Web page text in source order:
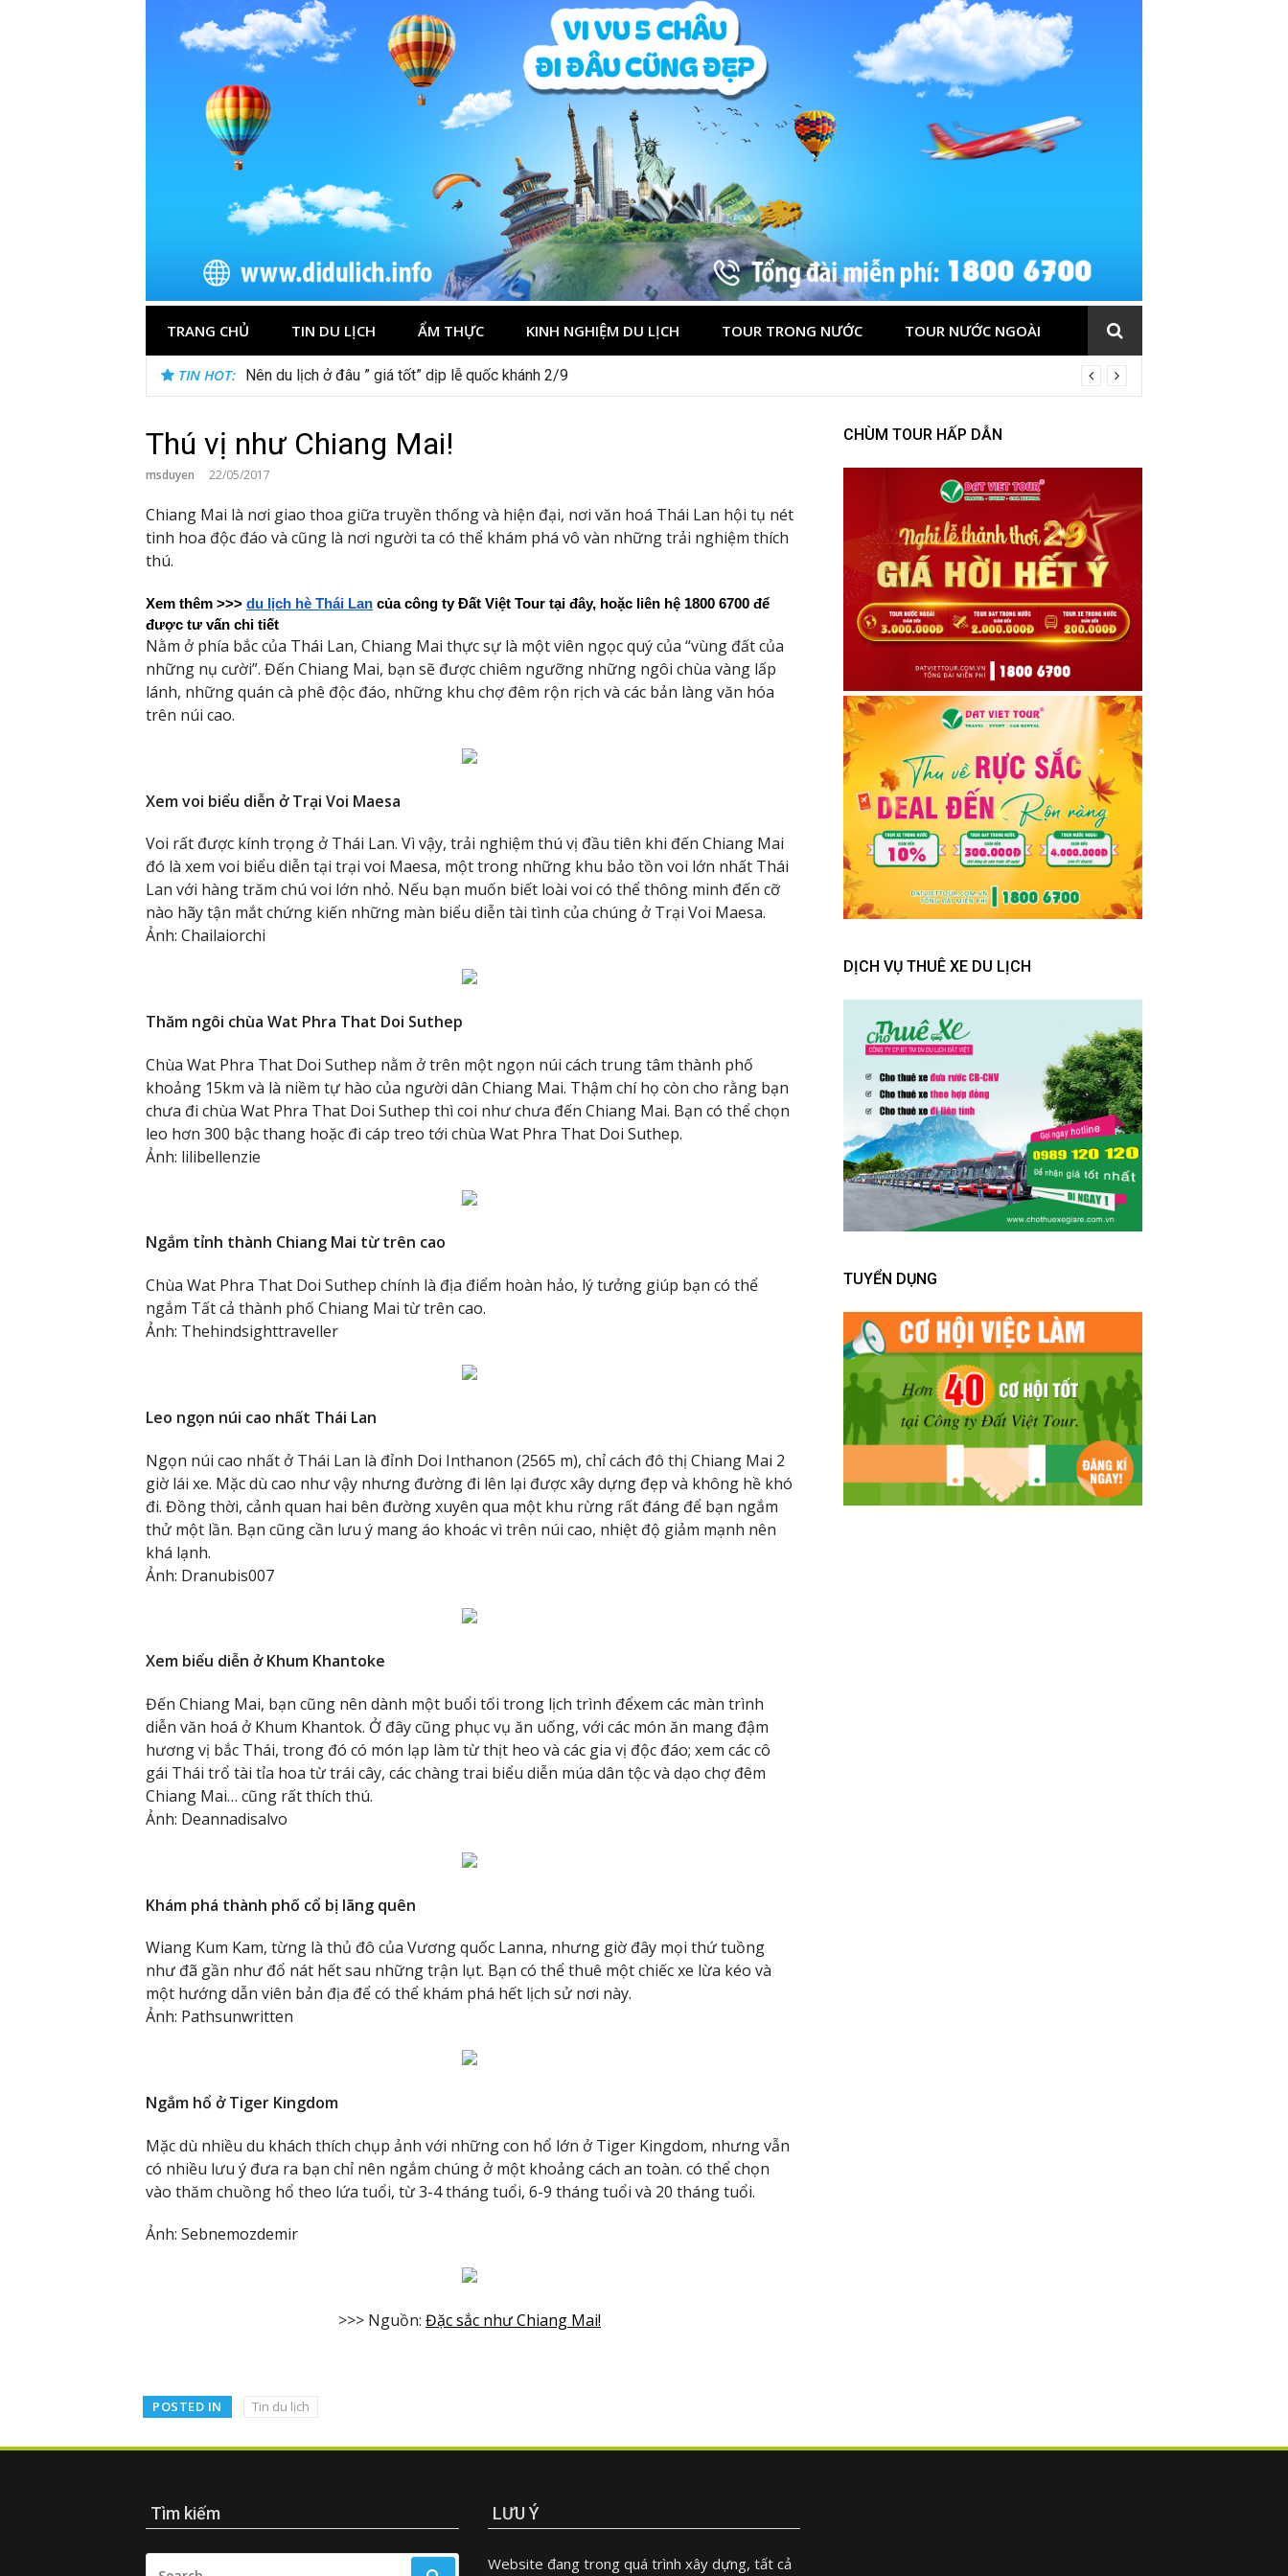
TRANG CHỦ TIN DU LỊCH ẨM THỰC KINH NGHIỆM DU LỊCH TOUR TRONG NƯỚC TOUR NƯỚC NGOÀI
TIN HOT: Nên du lịch ở đâu ” giá tốt” dịp lễ quốc khánh 2/9
Thú vị như Chiang Mai!
msduyen 22/05/2017
Chiang Mai là nơi giao thoa giữa truyền thống và hiện đại, nơi văn hoá Thái Lan hội tụ nét
tinh hoa độc đáo và cũng là nơi người ta có thể khám phá vô vàn những trải nghiệm thích
thú.
Xem thêm >>> du lịch hè Thái Lan của công ty Đất Việt Tour tại đây, hoặc liên hệ 1800 6700 để
được tư vấn chi tiết
Nằm ở phía bắc của Thái Lan, Chiang Mai thực sự là một viên ngọc quý của “vùng đất của
những nụ cười”. Đến Chiang Mai, bạn sẽ được chiêm ngưỡng những ngôi chùa vàng lấp
lánh, những quán cà phê độc đáo, những khu chợ đêm rộn rịch và các bản làng văn hóa
trên núi cao.
Xem voi biểu diễn ở Trại Voi Maesa
Voi rất được kính trọng ở Thái Lan. Vì vậy, trải nghiệm thú vị đầu tiên khi đến Chiang Mai
đó là xem voi biểu diễn tại trại voi Maesa, một trong những khu bảo tồn voi lớn nhất Thái
Lan với hàng trăm chú voi lớn nhỏ. Nếu bạn muốn biết loài voi có thể thông minh đến cỡ
nào hãy tận mắt chứng kiến những màn biểu diễn tài tình của chúng ở Trại Voi Maesa.
Ảnh: Chailaiorchi
Thăm ngôi chùa Wat Phra That Doi Suthep
Chùa Wat Phra That Doi Suthep nằm ở trên một ngọn núi cách trung tâm thành phố
khoảng 15km và là niềm tự hào của người dân Chiang Mai. Thậm chí họ còn cho rằng bạn
chưa đi chùa Wat Phra That Doi Suthep thì coi như chưa đến Chiang Mai. Bạn có thể chọn
leo hơn 300 bậc thang hoặc đi cáp treo tới chùa Wat Phra That Doi Suthep.
Ảnh: lilibellenzie
Ngắm tỉnh thành Chiang Mai từ trên cao
Chùa Wat Phra That Doi Suthep chính là địa điểm hoàn hảo, lý tưởng giúp bạn có thể
ngắm Tất cả thành phố Chiang Mai từ trên cao.
Ảnh: Thehindsighttraveller
Leo ngọn núi cao nhất Thái Lan
Ngọn núi cao nhất ở Thái Lan là đỉnh Doi Inthanon (2565 m), chỉ cách đô thị Chiang Mai 2
giờ lái xe. Mặc dù cao như vậy nhưng đường đi lên lại được xây dựng đẹp và không hề khó
đi. Đồng thời, cảnh quan hai bên đường xuyên qua một khu rừng rất đáng để bạn ngắm
thử một lần. Bạn cũng cần lưu ý mang áo khoác vì trên núi cao, nhiệt độ giảm mạnh nên
khá lạnh.
Ảnh: Dranubis007
Xem biểu diễn ở Khum Khantoke
Đến Chiang Mai, bạn cũng nên dành một buổi tối trong lịch trình đểxem các màn trình
diễn văn hoá ở Khum Khantok. Ở đây cũng phục vụ ăn uống, với các món ăn mang đậm
hương vị bắc Thái, trong đó có món lạp làm từ thịt heo và các gia vị độc đáo; xem các cô
gái Thái trổ tài tỉa hoa từ trái cây, các chàng trai biểu diễn múa dân tộc và dạo chợ đêm
Chiang Mai… cũng rất thích thú.
Ảnh: Deannadisalvo
Khám phá thành phố cổ bị lãng quên
Wiang Kum Kam, từng là thủ đô của Vương quốc Lanna, nhưng giờ đây mọi thứ tuồng
như đã gần như đổ nát hết sau những trận lụt. Bạn có thể thuê một chiếc xe lừa kéo và
một hướng dẫn viên bản địa để có thể khám phá hết lịch sử nơi này.
Ảnh: Pathsunwritten
Ngắm hổ ở Tiger Kingdom
Mặc dù nhiều du khách thích chụp ảnh với những con hổ lớn ở Tiger Kingdom, nhưng vẫn
có nhiều lưu ý đưa ra bạn chỉ nên ngắm chúng ở một khoảng cách an toàn. có thể chọn
vào thăm chuồng hổ theo lứa tuổi, từ 3-4 tháng tuổi, 6-9 tháng tuổi và 20 tháng tuổi.
Ảnh: Sebnemozdemir
>>> Nguồn: Đặc sắc như Chiang Mai!
POSTED IN Tin du lịch
CHÙM TOUR HẤP DẪN
DỊCH VỤ THUÊ XE DU LỊCH
TUYỂN DỤNG
Tìm kiếm LƯU Ý
Website đang trong quá trình xây dựng, tất cả